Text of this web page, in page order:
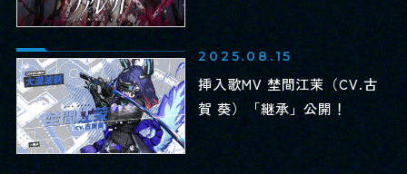
2025.08.15
挿入歌MV 埜間江茉（CV.古
賀 葵）「継承」公開！